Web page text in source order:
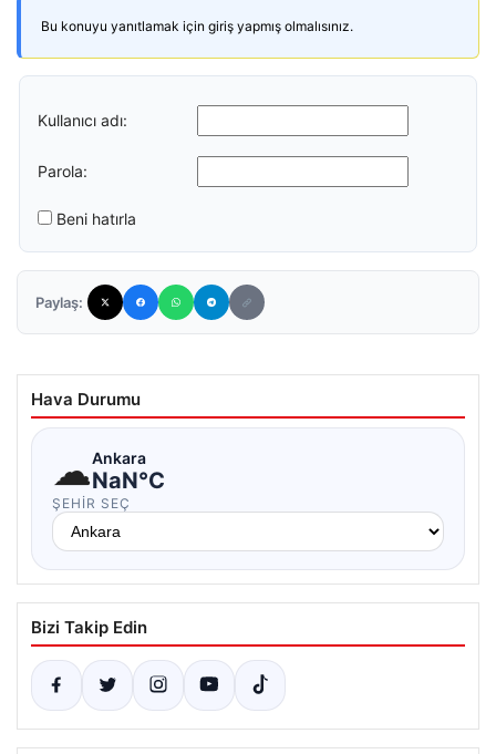
Bu konuyu yanıtlamak için giriş yapmış olmalısınız.
Kullanıcı adı:
Parola:
Beni hatırla
Paylaş:
Hava Durumu
☁Ankara
NaN°C
ŞEHIR SEÇ
Bizi Takip Edin